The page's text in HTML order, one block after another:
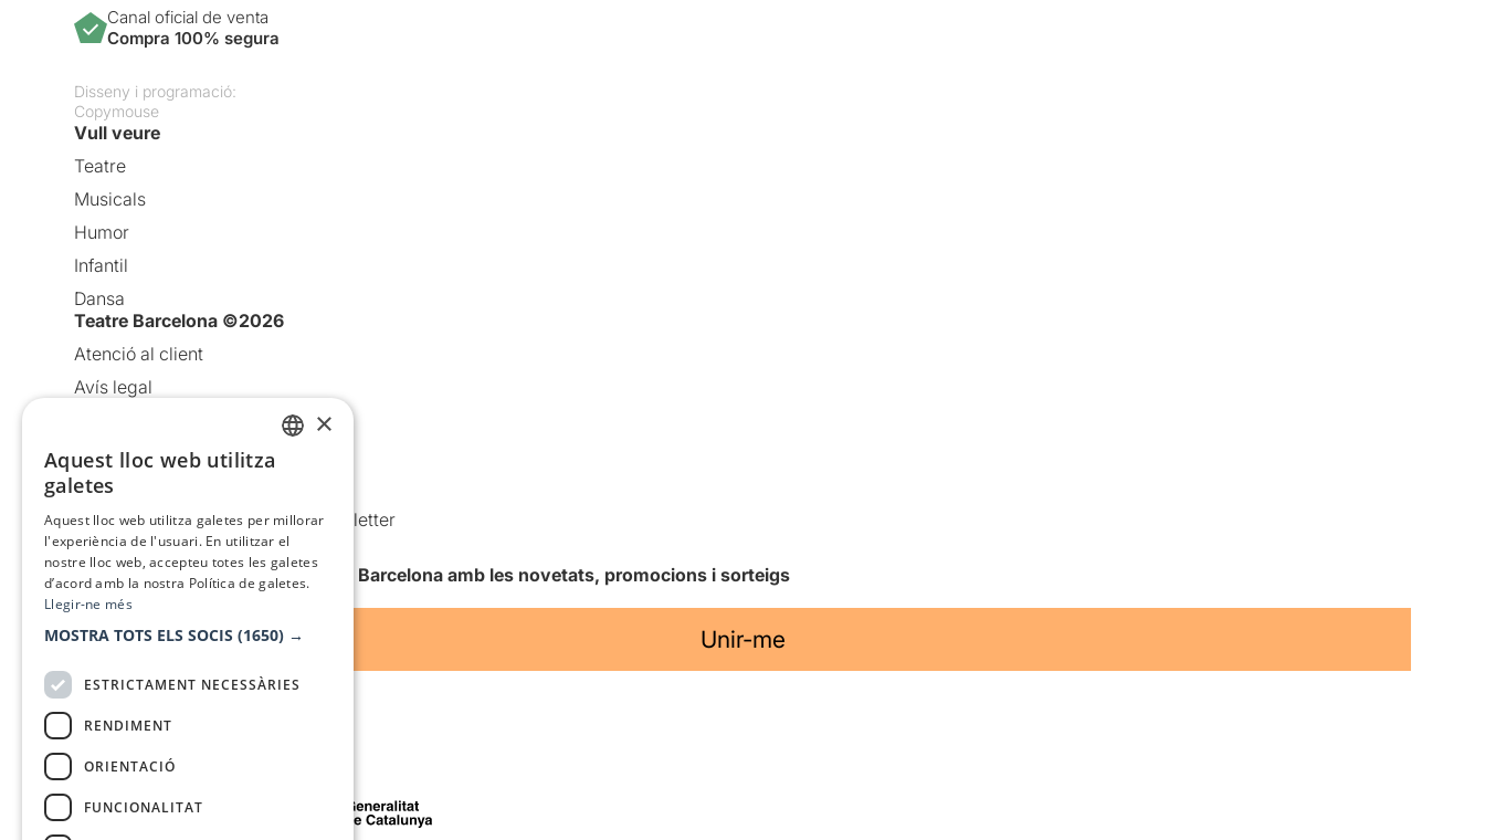
Canal oficial de venta
Compra 100% segura
Disseny i programació:
Copymouse
Vull veure
Teatre
Musicals
Humor
Infantil
Dansa
Teatre Barcelona ©2026
Atenció al client
Avís legal
Política de cookies
Condicions d’ús
Comunicacions comercials i Newsletter
Anuncia’t
Vull rebre la newsletter de Teatre Barcelona amb les novetats, promocions i sorteigs
Unir-me
Amb el suport de
×
Aquest lloc web utilitza
galetes
Aquest lloc web utilitza galetes per millorar
l'experiència de l'usuari. En utilitzar el
nostre lloc web, accepteu totes les galetes
d’acord amb la nostra Política de galetes.
Llegir-ne més
MOSTRA TOTS ELS SOCIS (1650) →
ESTRICTAMENT NECESSÀRIES
RENDIMENT
ORIENTACIÓ
FUNCIONALITAT